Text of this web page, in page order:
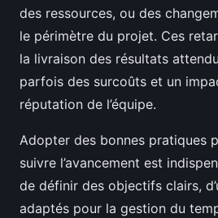
des ressources, ou des
le périmètre du projet. Ces
la livraison des résultats
parfois des surcoûts et un
réputation de l’équipe.
Adopter des bonnes pratiques
suivre l’avancement est
de définir des objectifs clairs,
adaptés pour la gestion du